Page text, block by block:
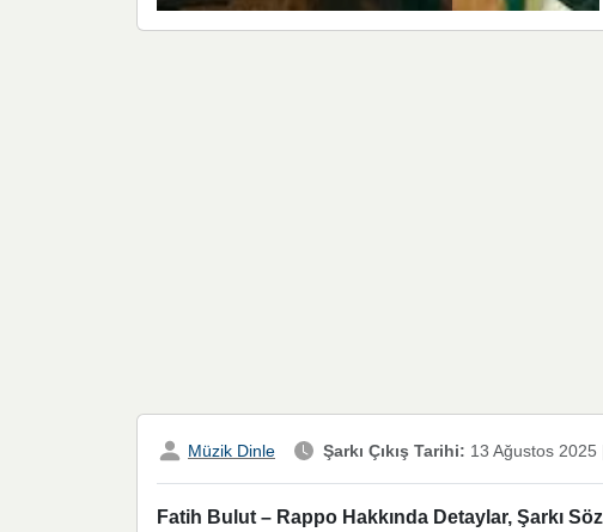
Müzik Dinle Şarkı Çıkış Tarihi: 13 Ağustos 2025
Fatih Bulut – Rappo Hakkında Detaylar, Şarkı